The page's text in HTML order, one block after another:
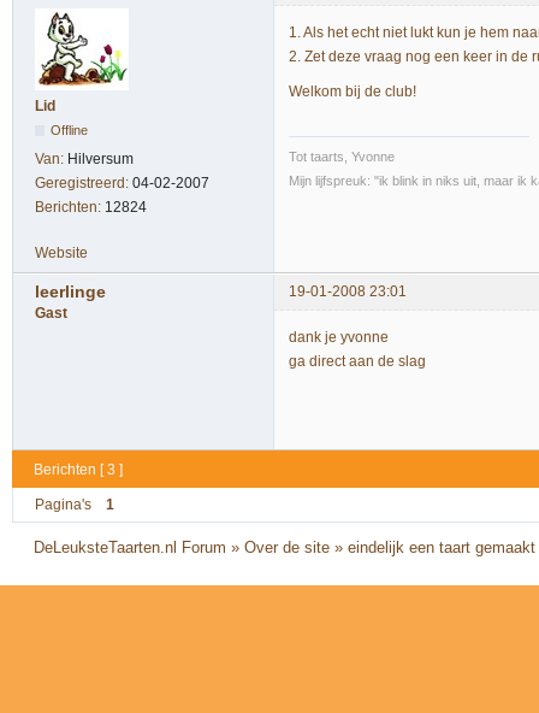
Lid
Offline
Van: Hilversum
Geregistreerd: 04-02-2007
Berichten: 12824
1. Als het echt niet lukt kun je hem
2. Zet deze vraag nog een keer in de
Welkom bij de club!
Tot taarts, Yvonne
Mijn lijfspreuk: "ik blink in niks uit, maar ik
Website
leerlinge
19-01-2008 23:01
Gast
dank je yvonne
ga direct aan de slag
Berichten [ 3 ]
Pagina's 1
DeLeuksteTaarten.nl Forum »Over de site »eindelijk een taart